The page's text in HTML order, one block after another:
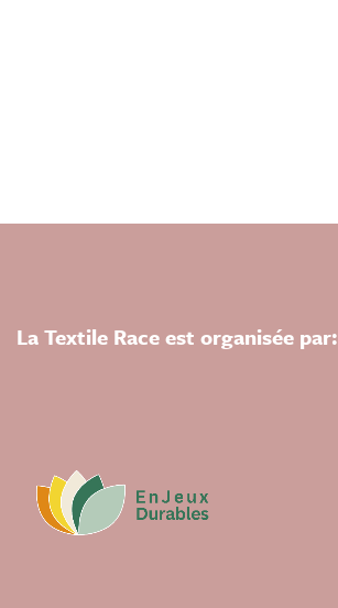
La Textile Race est organisée par: